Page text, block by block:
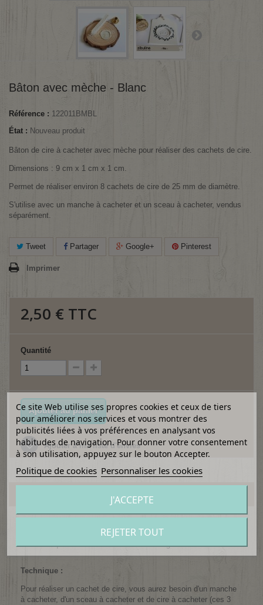
Bâton avec mèche - Blanc
Référence : 122011BMBL
État : Nouveau produit
Bâton de cire à cacheter avec mèche pour réaliser des cachets de cire.
Dimensions : 9 cm x 1 cm x 1 cm.
Permet de réaliser environ 8 cachets de cire de 25 mm de diamètre.
S'utilise avec un manche à cacheter et un sceau à cacheter, vendus
séparément.
Tweet Partager Google+ Pinterest
Imprimer
2,50 € TTC
Quantité
Ajouter au panier
Ajouter à ma liste d'envies
possible, grâce aux design modernes et aux couleurs de cire
tendance que vous retrouverez dans notre gamme !
Technique :
Pour réaliser un cachet de cire, vous aurez besoin d'un manche
à cacheter, d'un sceau à cacheter et de cire à cacheter (ces 3
Ce site Web utilise ses propres cookies et ceux de tiers
pour améliorer nos services et vous montrer des
publicités liées à vos préférences en analysant vos
habitudes de navigation. Pour donner votre consentement
à son utilisation, appuyez sur le bouton Accepter.
Politique de cookies Personnaliser les cookies
REJETER TOUT
J'ACCEPTE